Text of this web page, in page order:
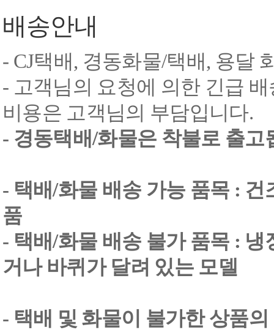
배송안내
- CJ택배, 경동화물/택배, 용달
- 고객님의 요청에 의한 긴급
비용은 고객님의 부담입니다.
- 경동택배/화물은 착불로 출고
- 택배/화물 배송 가능 품목 :
품
- 택배/화물 배송 불가 품목 :
거나 바퀴가 달려 있는 모델
- 택배 및 화물이 불가한 상품